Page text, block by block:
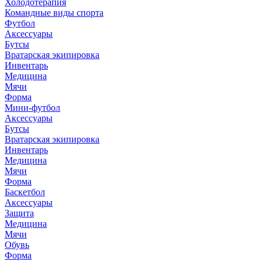
Холодотерапия
Командные виды спорта
Футбол
Аксессуары
Бутсы
Вратарская экипировка
Инвентарь
Медицина
Мячи
Форма
Мини-футбол
Аксессуары
Бутсы
Вратарская экипировка
Инвентарь
Медицина
Мячи
Форма
Баскетбол
Аксессуары
Защита
Медицина
Мячи
Обувь
Форма